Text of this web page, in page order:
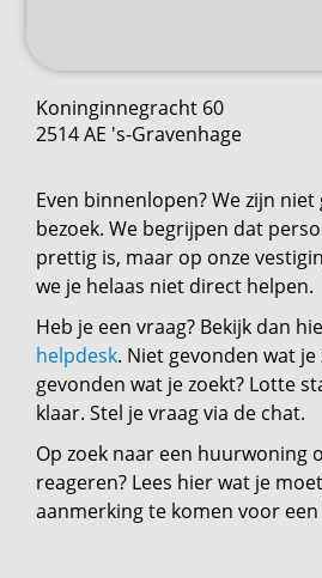
Koninginnegracht 60
2514 AE 's-Gravenhage
Even binnenlopen? We zijn
bezoek. We begrijpen dat
prettig is, maar op onze
we je helaas niet direct helpen.
Heb je een vraag? Bekijk dan
helpdesk. Niet gevonden wat je
gevonden wat je zoekt? Lotte
klaar. Stel je vraag via de chat.
Op zoek naar een huurwoning
reageren? Lees hier wat je
aanmerking te komen voor